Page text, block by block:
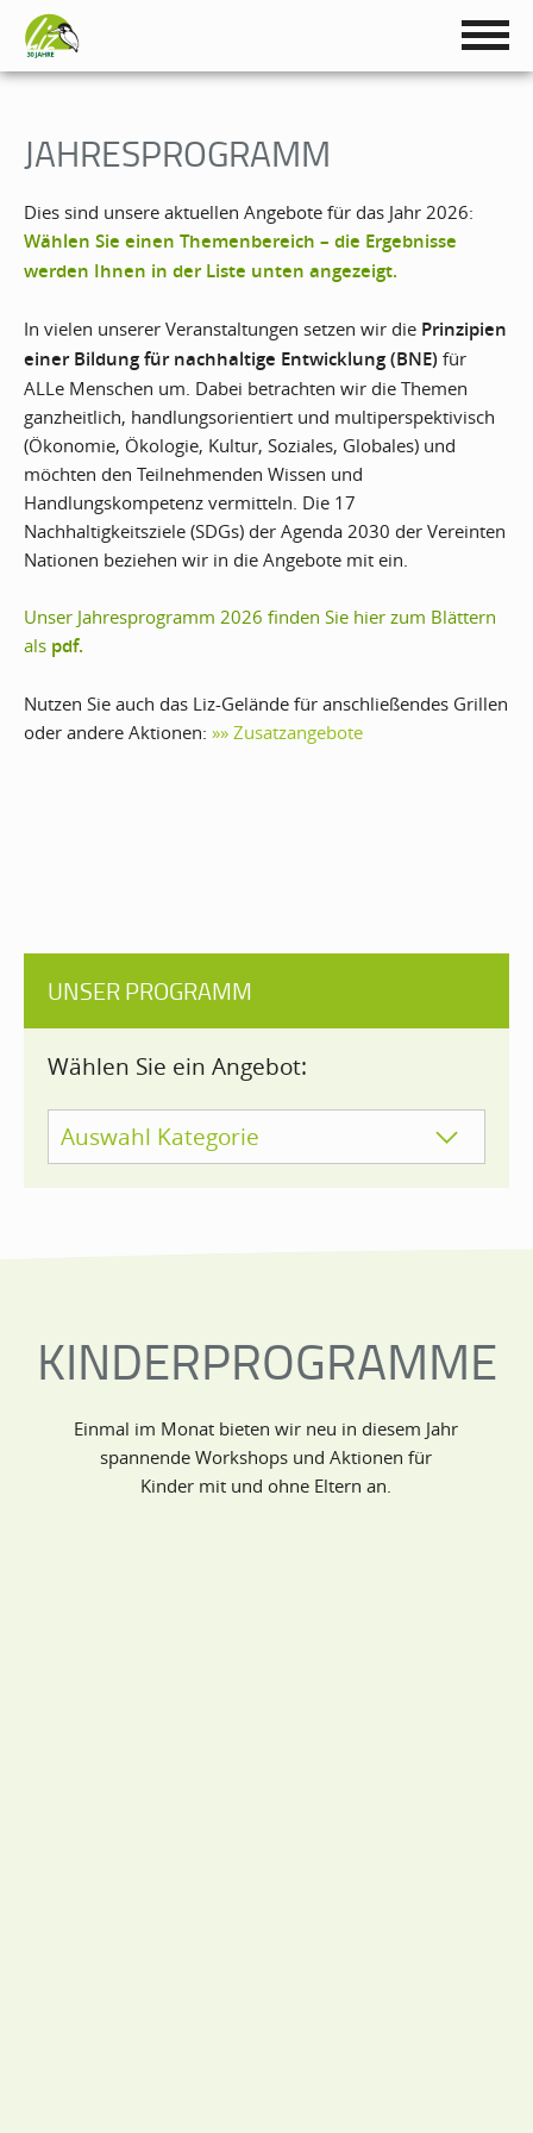
JAHRESPROGRAMM
Dies sind unsere aktuellen Angebote für das Jahr 2026:
Wählen Sie einen Themenbereich – die Ergebnisse
werden Ihnen in der Liste unten angezeigt.
In vielen unserer Veranstaltungen setzen wir die Prinzipien
einer Bildung für nachhaltige Entwicklung(BNE) für
ALLe Menschen um. Dabei betrachten wir die Themen
ganzheitlich, handlungsorientiert und multiperspektivisch
(Ökonomie, Ökologie, Kultur, Soziales, Globales) und
möchten den Teilnehmenden Wissen und
Handlungskompetenz vermitteln. Die 17
Nachhaltigkeitsziele (SDGs) der Agenda 2030 der Vereinten
Nationen beziehen wir in die Angebote mit ein.
Unser Jahresprogramm 2026 finden Sie hier zum Blättern
als pdf.
Nutzen Sie auch das Liz-Gelände für anschließendes Grillen
oder andere Aktionen: »» Zusatzangebote
UNSER PROGRAMM
Wählen Sie ein Angebot:
Auswahl Kategorie
KINDERPROGRAMME
Einmal im Monat bieten wir neu in diesem Jahr
spannende Workshops und Aktionen für
Kinder mit und ohne Eltern an.